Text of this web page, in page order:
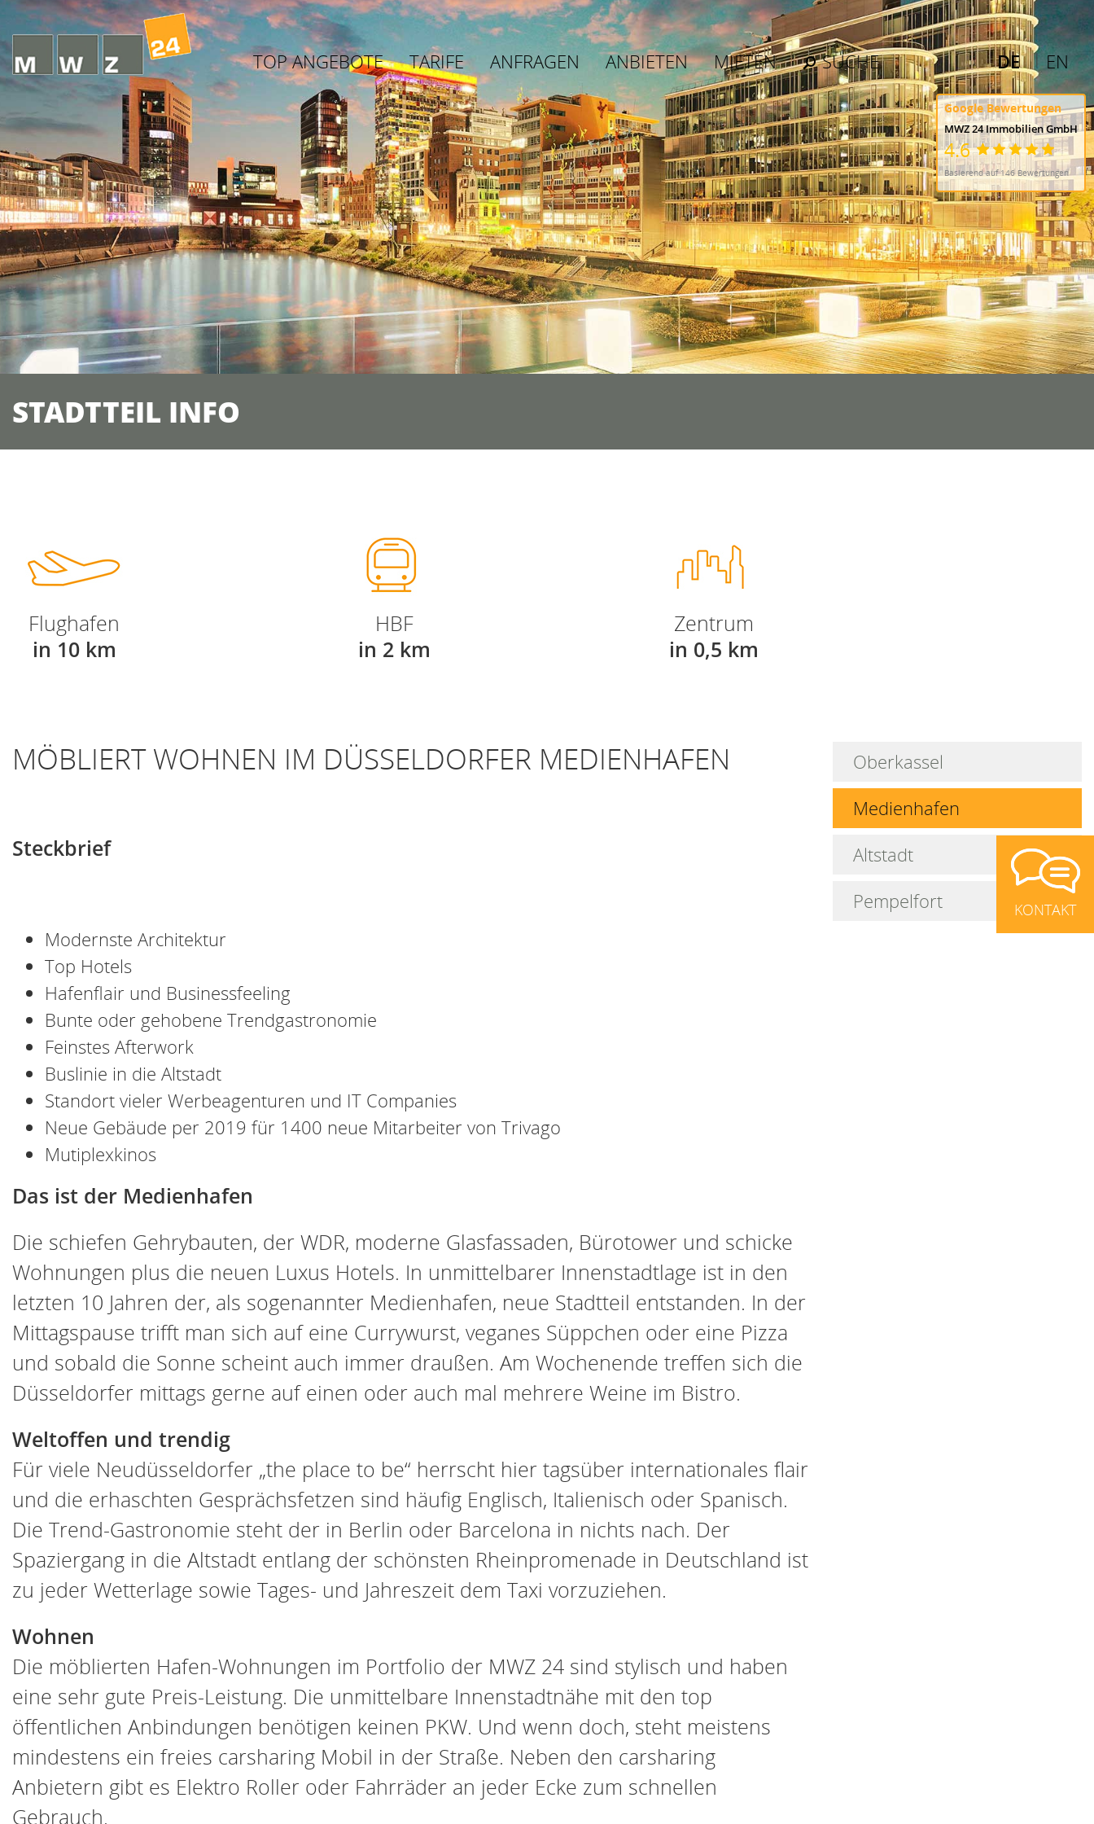
DE EN
TOP ANGEBOTE TARIFE ANFRAGEN ANBIETEN MIETEN SUCHE
Google Bewertungen
MWZ 24 Immobilien GmbH
4.6
Basierend auf 146 Bewertungen
STADTTEIL INFO
Flughafen
in 10 km
HBF
in 2 km
Zentrum
in 0,5 km
MÖBLIERT WOHNEN IM DÜSSELDORFER MEDIENHAFEN
Steckbrief
Modernste Architektur
Top Hotels
Hafenflair und Businessfeeling
Bunte oder gehobene Trendgastronomie
Feinstes Afterwork
Buslinie in die Altstadt
Standort vieler Werbeagenturen und IT Companies
Neue Gebäude per 2019 für 1400 neue Mitarbeiter von Trivago
Mutiplexkinos
Das ist der Medienhafen
Die schiefen Gehrybauten, der WDR, moderne Glasfassaden, Bürotower und schicke
Wohnungen plus die neuen Luxus Hotels. In unmittelbarer Innenstadtlage ist in den
letzten 10 Jahren der, als sogenannter Medienhafen, neue Stadtteil entstanden. In der
Mittagspause trifft man sich auf eine Currywurst, veganes Süppchen oder eine Pizza
und sobald die Sonne scheint auch immer draußen. Am Wochenende treffen sich die
Düsseldorfer mittags gerne auf einen oder auch mal mehrere Weine im Bistro.
Weltoffen und trendig
Für viele Neudüsseldorfer „the place to be“ herrscht hier tagsüber internationales flair
und die erhaschten Gesprächsfetzen sind häufig Englisch, Italienisch oder Spanisch.
Die Trend-Gastronomie steht der in Berlin oder Barcelona in nichts nach. Der
Spaziergang in die Altstadt entlang der schönsten Rheinpromenade in Deutschland ist
zu jeder Wetterlage sowie Tages- und Jahreszeit dem Taxi vorzuziehen.
Wohnen
Die möblierten Hafen-Wohnungen im Portfolio der MWZ 24 sind stylisch und haben
eine sehr gute Preis-Leistung. Die unmittelbare Innenstadtnähe mit den top
öffentlichen Anbindungen benötigen keinen PKW. Und wenn doch, steht meistens
mindestens ein freies carsharing Mobil in der Straße. Neben den carsharing
Anbietern gibt es Elektro Roller oder Fahrräder an jeder Ecke zum schnellen
Gebrauch.
Oberkassel
Medienhafen
Altstadt
Pempelfort
KONTAKT